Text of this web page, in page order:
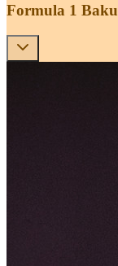
Formula 1 Baku